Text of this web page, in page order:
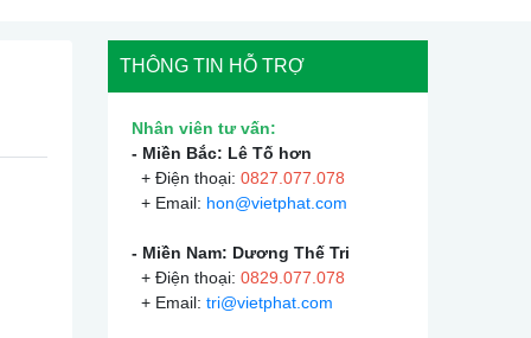
THÔNG TIN HỖ TRỢ
Nhân viên tư vấn:
- Miền Bắc: Lê Tố hơn
+ Điện thoại: 0827.077.078
+ Email: hon@vietphat.com
- Miền Nam: Dương Thế Tri
+ Điện thoại: 0829.077.078
+ Email: tri@vietphat.com